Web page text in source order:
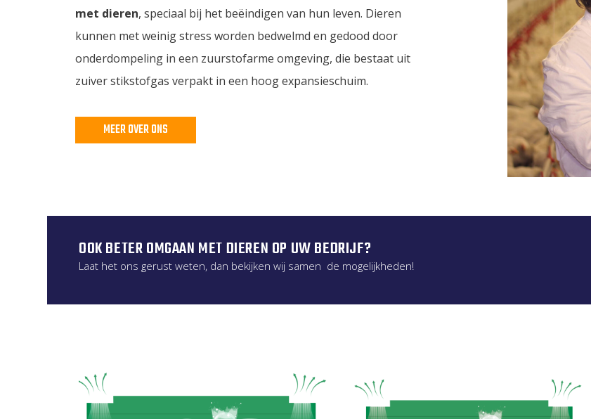
met dieren, speciaal bij het beëindigen van hun leven. Dieren
kunnen met weinig stress worden bedwelmd en gedood door
onderdompeling in een zuurstofarme omgeving, die bestaat uit
zuiver stikstofgas verpakt in een hoog expansieschuim.
MEER OVER ONS
OOK BETER OMGAAN MET DIEREN OP UW BEDRIJF?
Laat het ons gerust weten, dan bekijken wij samen de mogelijkheden!